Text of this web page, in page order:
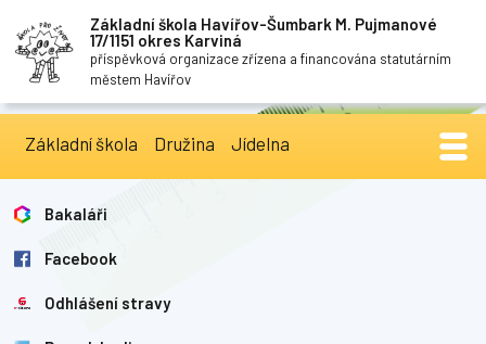
Základní škola Havířov-Šumbark M. Pujmanové
17/1151 okres Karviná
příspěvková organizace zřízena a financována statutárním
městem Havířov
Základní škola Družina Jídelna
Bakaláři
Facebook
Odhlášení stravy